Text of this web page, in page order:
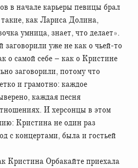
в начале карьеры певицы брал
как Лариса Долина,
умница, знает, что делает».
заговорили уже не как о чьей-то
о самой себе – как о Кристине
заговорили, потому что
и грамотно: каждое
каждая песня
И херсонцы в этом
Кристина не один раз
с концертами, была и гостьей
Кристина Орбакайте приехала